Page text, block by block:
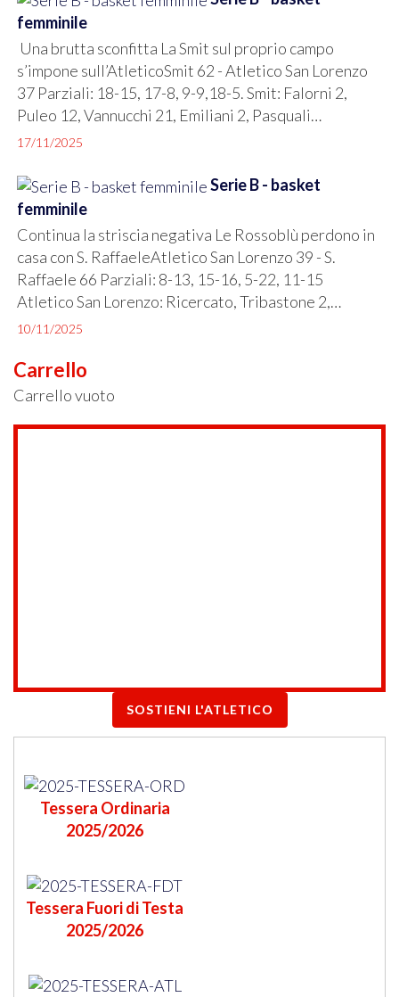
femminile
Una brutta sconfitta La Smit sul proprio campo
s’impone sull’AtleticoSmit 62 - Atletico San Lorenzo
37 Parziali: 18-15, 17-8, 9-9,18-5. Smit: Falorni 2,
Puleo 12, Vannucchi 21, Emiliani 2, Pasquali…
17/11/2025
Serie B - basket
femminile
Continua la striscia negativa Le Rossoblù perdono in
casa con S. RaffaeleAtletico San Lorenzo 39 - S.
Raffaele 66 Parziali: 8-13, 15-16, 5-22, 11-15
Atletico San Lorenzo: Ricercato, Tribastone 2,…
10/11/2025
Carrello
Carrello vuoto
SOSTIENI L'ATLETICO
Tessera Ordinaria
2025/2026
Tessera Fuori di Testa
2025/2026